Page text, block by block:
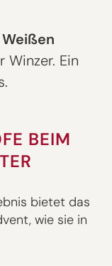
Weißen
Winzer. Ein
BEIM
bietet das
wie sie in